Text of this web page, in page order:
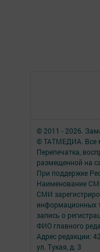
© 2011 - 2026.
© ТАТМЕДИА. Все
Перепечатка,
размещенной на
При поддержке
Наименование
СМИ
информационных
запись о
ФИО главного
Адрес редакции:
ул. Тукая, д. 3